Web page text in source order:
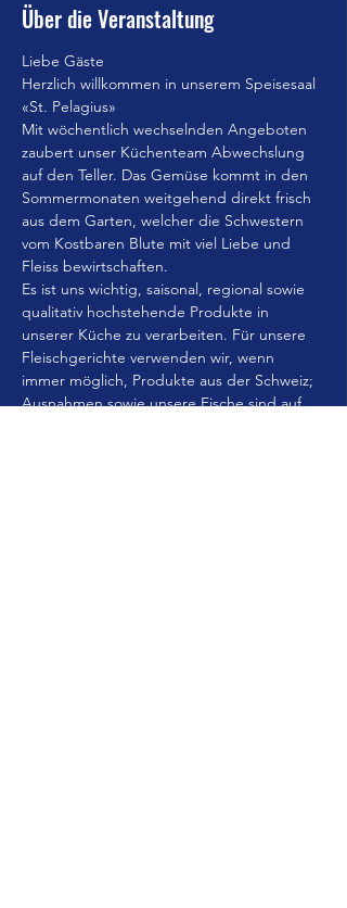
Über die Veranstaltung
Liebe Gäste
Herzlich willkommen in unserem Speisesaal
«St. Pelagius»
Mit wöchentlich wechselnden Angeboten
zaubert unser Küchenteam Abwechslung
auf den Teller. Das Gemüse kommt in den
Sommermonaten weitgehend direkt frisch
aus dem Garten, welcher die Schwestern
vom Kostbaren Blute mit viel Liebe und
Fleiss bewirtschaften.
Es ist uns wichtig, saisonal, regional sowie
qualitativ hochstehende Produkte in
unserer Küche zu verarbeiten. Für unsere
Fleischgerichte verwenden wir, wenn
immer möglich, Produkte aus der Schweiz;
Ausnahmen sowie unsere Fische sind auf